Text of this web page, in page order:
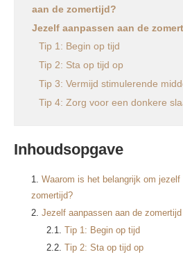
aan de zomertijd?
Jezelf aanpassen aan de
Tip 1: Begin op tijd
Tip 2: Sta op tijd op
Tip 3: Vermijd stimulerende
Tip 4: Zorg voor een donkere
Inhoudsopgave
Waarom is het belangrijk om
zomertijd?
Jezelf aanpassen aan de zomertijd
Tip 1: Begin op tijd
Tip 2: Sta op tijd op